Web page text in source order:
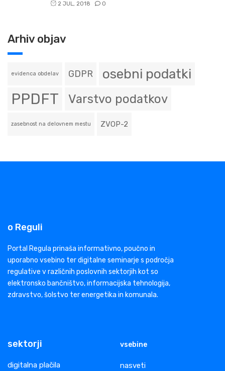
2 JUL, 2018 0
Arhiv objav
evidenca obdelav GDPR osebni podatki
PPDFT Varstvo podatkov
zasebnost na delovnem mestu ZVOP-2
o Reguli
Portal Regula prinaša informativno, poučno in
uporabno vsebino ter digitalne seminarje s področja
regulative v različnih poslovnih sektorjih kot so
elektronsko bančništvo, informacijska tehnologija,
zdravstvo, šolstvo ter energetika in komunala.
sektorji
digitalna plačila
vsebine
nasveti